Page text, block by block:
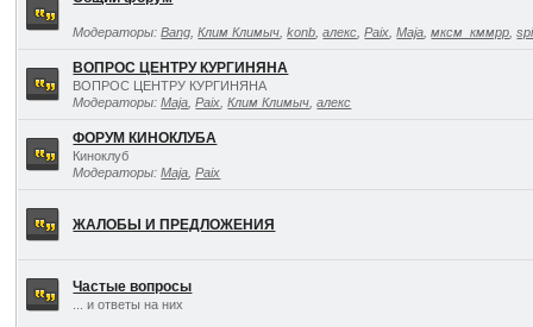
Модераторы:Bang ,Клим Климыч ,konb ,алекс ,Paix ,Maja ,мксм_кммрр ,
ВОПРОС ЦЕНТРУ КУРГИНЯНА
ВОПРОС ЦЕНТРУ КУРГИНЯНА
Модераторы:Maja ,Paix ,Клим Климыч ,алекс
ФОРУМ КИНОКЛУБА
Киноклуб
Модераторы:Maja ,Paix
ЖАЛОБЫ И ПРЕДЛОЖЕНИЯ
Частые вопросы
... и ответы на них